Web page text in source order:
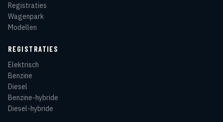
Registraties
Wagenpark
Modellen
REGISTRATIES
Elektrisch
Benzine
Diesel
Benzine-hybride
Diesel-hybride